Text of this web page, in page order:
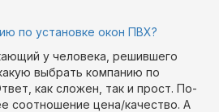
по установке окон ПВХ?
у человека, решившего
выбрать компанию по
как сложен, так и прост. По-
соотношение цена/качество. А